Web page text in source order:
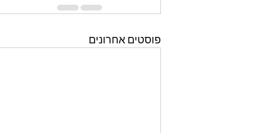
פוסטים אחרונים